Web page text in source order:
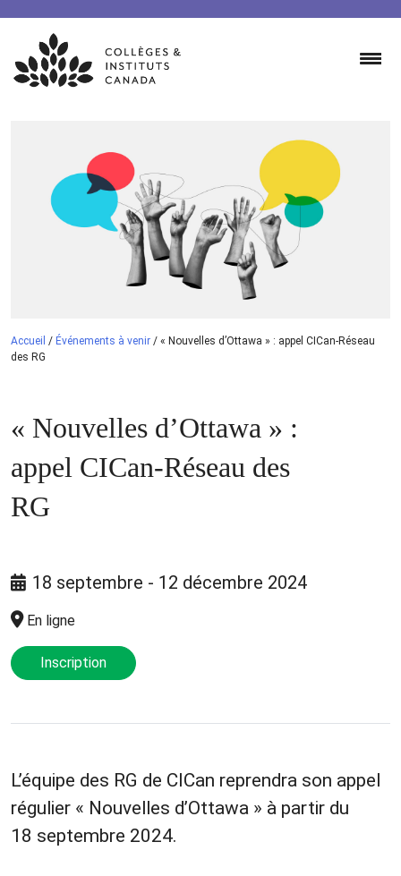
Skip
content
Accueil / Événements à venir / « Nouvelles d’Ottawa » : appel CICan-Réseau
des RG
« Nouvelles d’Ottawa » :
appel CICan-Réseau des
RG
18 septembre - 12 décembre 2024
En ligne
Inscription
L’équipe des RG de CICan reprendra son appel
régulier « Nouvelles d’Ottawa » à partir du
18 septembre 2024.